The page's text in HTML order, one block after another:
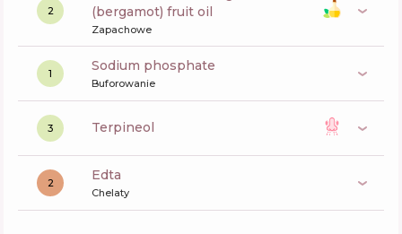
2
(bergamot) fruit oil
Zapachowe
1 sodium phosphate
Buforowanie
3 terpineol
2 edta
Chelaty